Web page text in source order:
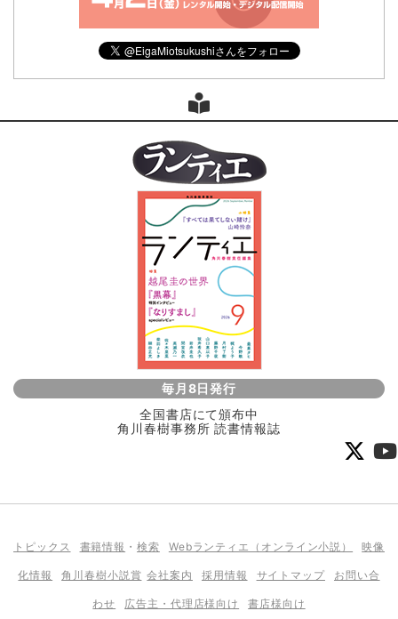
毎月8日発行
全国書店にて頒布中
角川春樹事務所 読書情報誌
トピックス 書籍情報 ・検索 Webランティエ（オンライン小説） 映像
化情報 角川春樹小説賞 会社案内 採用情報 サイトマップ お問い合
わせ 広告主・代理店様向け 書店様向け